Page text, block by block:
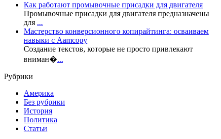
Как работают промывочные присадки для двигателя
Промывочные присадки для двигателя предназначены
для ...
Мастерство конверсионного копирайтинга: осваиваем
навыки с Aamcopy
Создание текстов, которые не просто привлекают
вниман�...
Рубрики
Америка
Без рубрики
История
Политика
Статьи